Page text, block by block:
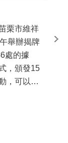
栗市維祥
舉辦揭牌
處的據
，頒發15
，可以更
苗